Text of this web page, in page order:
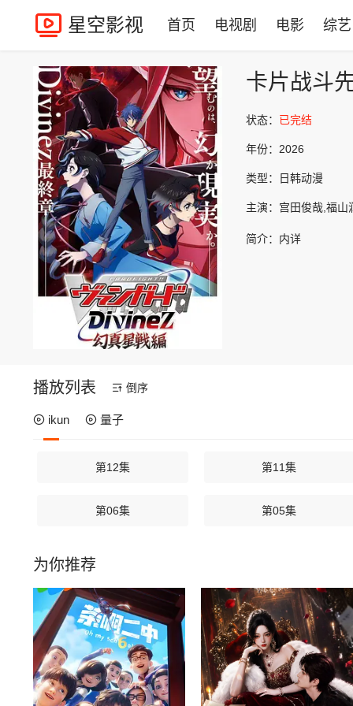
星空影视 首页 电视剧 电影 综艺
卡片战斗
状态： 已完结
年份： 2026
类型： 日韩动漫
主演： 宫田俊哉,福山
简介： 内详
播放列表 倒序
ikun 量子
第12集 第11集
第06集 第05集
为你推荐